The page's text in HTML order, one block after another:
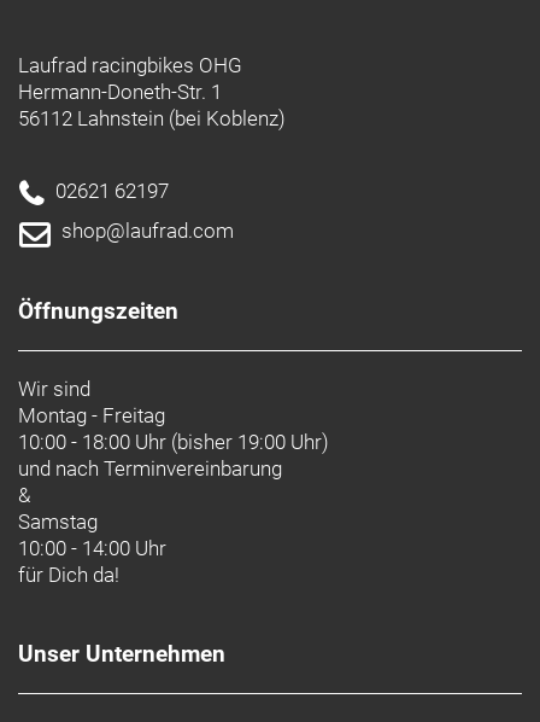
Laufrad racingbikes OHG
Hermann-Doneth-Str. 1
56112 Lahnstein (bei Koblenz)
02621 62197
shop@laufrad.com
Öffnungszeiten
Wir sind
Montag - Freitag
10:00 - 18:00 Uhr (bisher 19:00 Uhr)
und nach Terminvereinbarung
&
Samstag
10:00 - 14:00 Uhr
für Dich da!
Unser Unternehmen